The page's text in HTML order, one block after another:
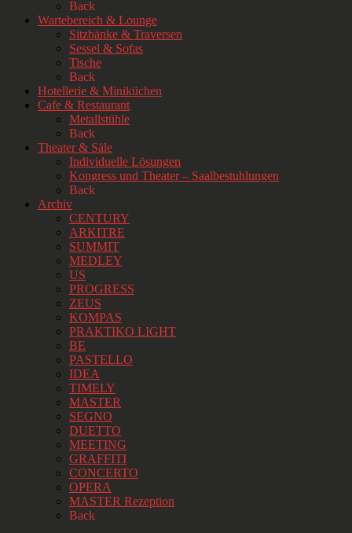
Back
Wartebereich & Lounge
Sitzbänke & Traversen
Sessel & Sofas
Tische
Back
Hotellerie & Miniküchen
Cafe & Restaurant
Metallstühle
Back
Theater & Säle
Individuelle Lösungen
Kongress und Theater – Saalbestuhlungen
Back
Archiv
CENTURY
ARKITRE
SUMMIT
MEDLEY
US
PROGRESS
ZEUS
KOMPAS
PRAKTIKO LIGHT
BE
PASTELLO
IDEA
TIMELY
MASTER
SEGNO
DUETTO
MEETING
GRAFFITI
CONCERTO
OPERA
MASTER Rezeption
Back